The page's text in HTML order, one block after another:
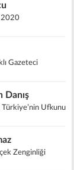
2020
Gazeteci
Danış
Türkiye’nin Ufkunu
Zenginliği